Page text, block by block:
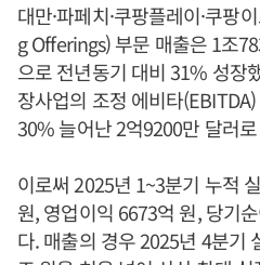
대만·파페치·쿠팡플레이·쿠팡
g Offerings) 부문 매출은 1조
으로 전년동기 대비 31% 성장
장사업의 조정 에비타
30% 늘어난 2억9200만 달러
이로써 2025년 1~3분기 누적
원, 영업이익 6673억 원, 당기
다. 매출의 경우 2025년 4분기